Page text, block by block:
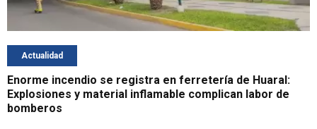
Actualidad
Enorme incendio se registra en ferretería de Huaral:
Explosiones y material inflamable complican labor de
bomberos